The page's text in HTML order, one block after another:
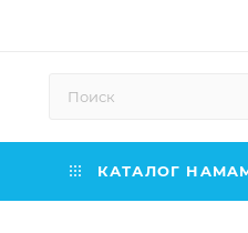
КАТАЛОГ